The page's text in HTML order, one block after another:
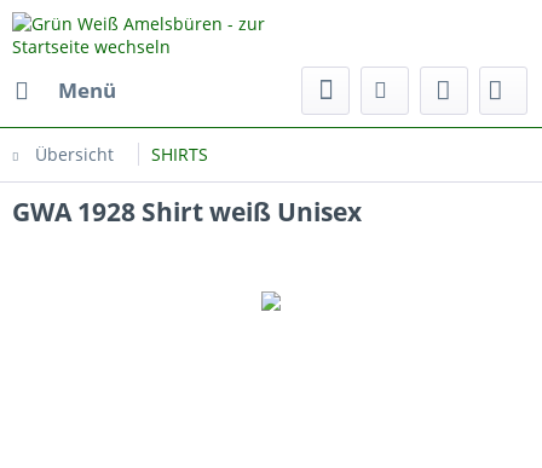
Menü
Übersicht SHIRTS
GWA 1928 Shirt weiß Unisex